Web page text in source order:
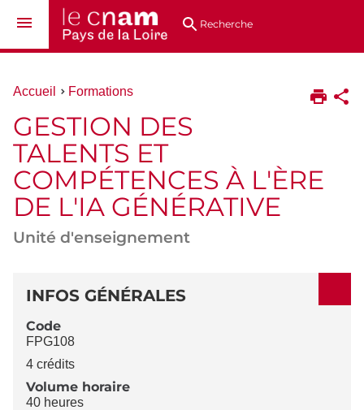
au
directsRecherche
Vous
ici :
Accueil Formations
GESTION DES
TALENTS ET
COMPÉTENCES À L'ÈRE
DE L'IA GÉNÉRATIVE
Unité d'enseignement
DÉTAILS
INFOS GÉNÉRALES
Code
FPG108
4 crédits
Volume horaire
40 heures